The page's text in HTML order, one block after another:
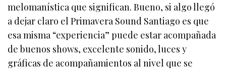
melomanística que significan. Bueno, si algo llegó
a dejar claro el Primavera Sound Santiago es que
esa misma “experiencia” puede estar acompañada
de buenos shows, excelente sonido, luces y
gráficas de acompañamientos al nivel que se